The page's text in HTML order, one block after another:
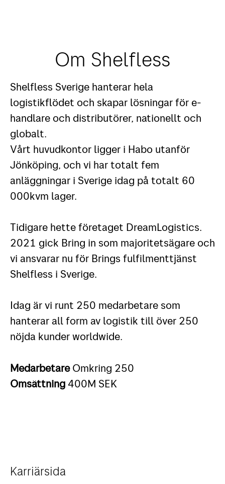
Om Shelfless
Shelfless Sverige hanterar hela
logistikflödet och skapar lösningar för e-
handlare och distributörer, nationellt och
globalt.
Vårt huvudkontor ligger i Habo utanför
Jönköping, och vi har totalt fem
anläggningar i Sverige idag på totalt 60
000kvm lager.
Tidigare hette företaget DreamLogistics.
2021 gick Bring in som majoritetsägare och
vi ansvarar nu för Brings fulfilmenttjänst
Shelfless i Sverige.
Idag är vi runt 250 medarbetare som
hanterar all form av logistik till över 250
nöjda kunder worldwide.
MedarbetareOmkring 250
Omsättning400M SEK
Karriärsida